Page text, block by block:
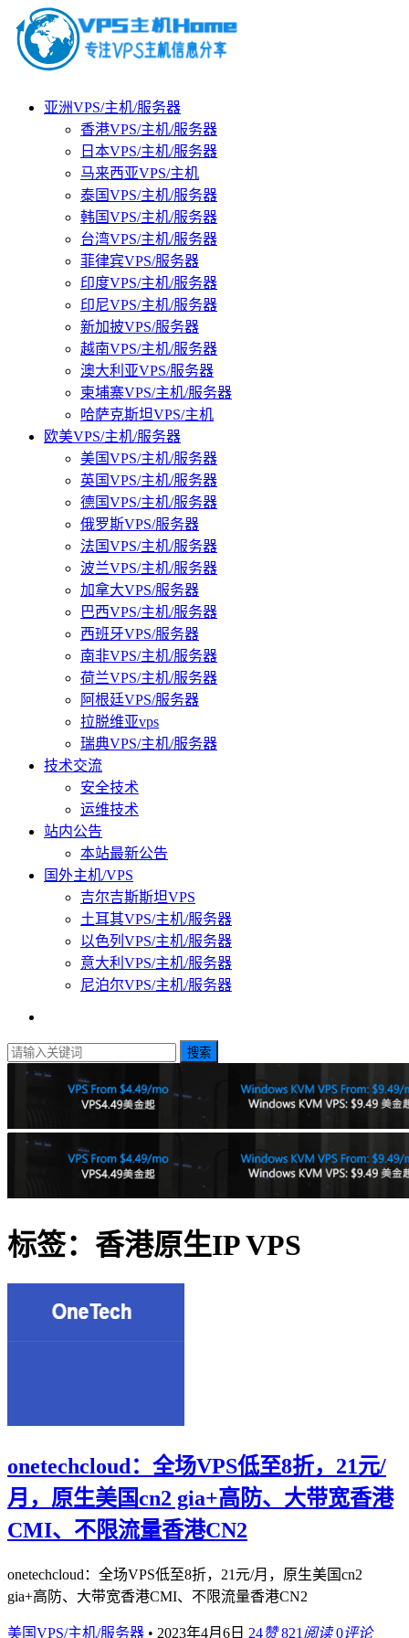
亚洲VPS/主机/服务器
香港VPS/主机/服务器
日本VPS/主机/服务器
马来西亚VPS/主机
泰国VPS/主机/服务器
韩国VPS/主机/服务器
台湾VPS/主机/服务器
菲律宾VPS/服务器
印度VPS/主机/服务器
印尼VPS/主机/服务器
新加披VPS/服务器
越南VPS/主机/服务器
澳大利亚VPS/服务器
柬埔寨VPS/主机/服务器
哈萨克斯坦VPS/主机
欧美VPS/主机/服务器
美国VPS/主机/服务器
英国VPS/主机/服务器
德国VPS/主机/服务器
俄罗斯VPS/服务器
法国VPS/主机/服务器
波兰VPS/主机/服务器
加拿大VPS/服务器
巴西VPS/主机/服务器
西班牙VPS/服务器
南非VPS/主机/服务器
荷兰VPS/主机/服务器
阿根廷VPS/服务器
拉脱维亚vps
瑞典VPS/主机/服务器
技术交流
安全技术
运维技术
站内公告
本站最新公告
国外主机/VPS
吉尔吉斯斯坦VPS
土耳其VPS/主机/服务器
以色列VPS/主机/服务器
意大利VPS/主机/服务器
尼泊尔VPS/主机/服务器
搜索
标签：香港原生IP VPS
onetechcloud：全场VPS低至8折，21元/
月，原生美国cn2 gia+高防、大带宽香港
CMI、不限流量香港CN2
onetechcloud：全场VPS低至8折，21元/月，原生美国cn2
gia+高防、大带宽香港CMI、不限流量香港CN2
美国VPS/主机/服务器 • 2023年4月6日 24赞 821 阅读 0评论